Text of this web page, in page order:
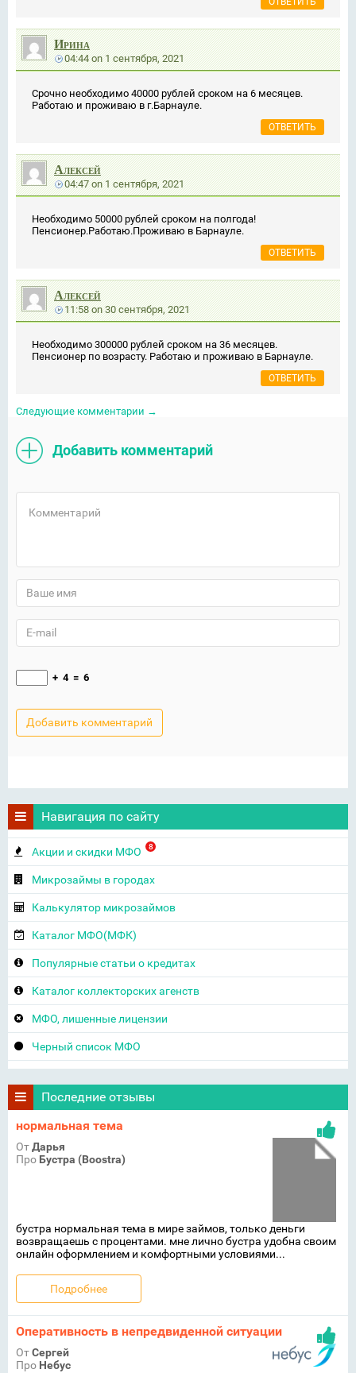
Ирина
04:44on1 сентября, 2021
Срочно необходимо 40000 рублей сроком на 6 месяцев.
Работаю и проживаю в г.Барнауле.
ОТВЕТИТЬ
Алексей
04:47on1 сентября, 2021
Необходимо 50000 рублей сроком на полгода!
Пенсионер.Работаю.Проживаю в Барнауле.
ОТВЕТИТЬ
Алексей
11:58on30 сентября, 2021
Необходимо 300000 рублей сроком на 36 месяцев.
Пенсионер по возрасту. Работаю и проживаю в Барнауле.
ОТВЕТИТЬ
Следующие комментарии →
Добавить комментарий
+ 4 = 6
Навигация по сайту
Акции и скидки МФО 8
Микрозаймы в городах
Калькулятор микрозаймов
Каталог МФО(МФК)
Популярные статьи о кредитах
Каталог коллекторских агенств
МФО, лишенные лицензии
Черный список МФО
Последние отзывы
нормальная тема
ОтДарья
Про Бустра (Boostra)
бустра нормальная тема в мире займов, только деньги
возвращаешь с процентами. мне лично бустра удобна своим
онлайн оформлением и комфортными условиями...
Подробнее
Оперативность в непредвиденной ситуации
ОтСергей
Про Небус